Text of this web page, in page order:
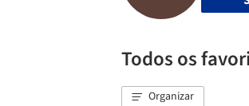
Todos os
Organizar